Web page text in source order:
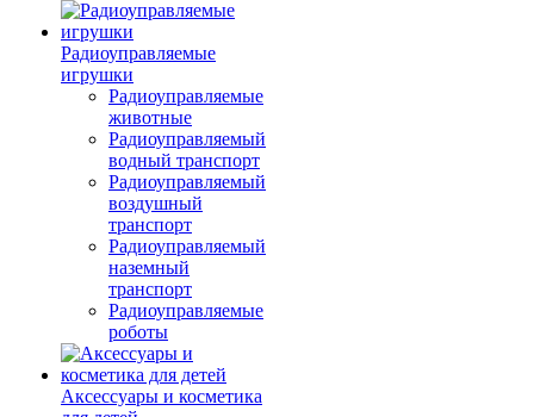
Радиоуправляемые
игрушки
Радиоуправляемые
животные
Радиоуправляемый
водный транспорт
Радиоуправляемый
воздушный
транспорт
Радиоуправляемый
наземный
транспорт
Радиоуправляемые
роботы
Аксессуары и косметика